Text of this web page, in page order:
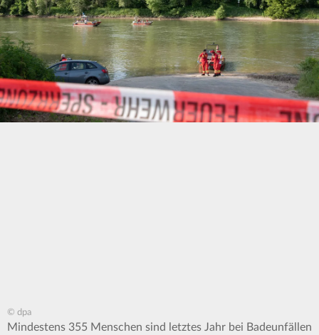
© dpa
Mindestens 355 Menschen sind letztes Jahr bei Badeunfällen